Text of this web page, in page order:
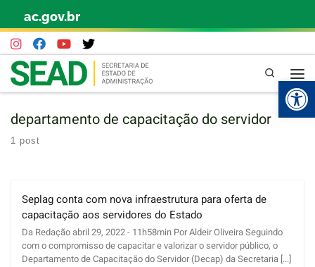
Skip to content
ac.gov.br
Pesquisa
departamento de capacitação do servidor
1 post
Seplag conta com nova infraestrutura para oferta de
capacitação aos servidores do Estado
Da Redação abril 29, 2022 - 11h58min Por Aldeir Oliveira Seguindo
com o compromisso de capacitar e valorizar o servidor público, o
Departamento de Capacitação do Servidor (Decap) da Secretaria [...]